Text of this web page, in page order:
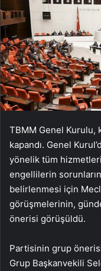
TBMM Genel Kurulu,
kapandı. Genel
yönelik tüm
engellilerin
belirlenmesi için
görüşmelerinin,
önerisi görüşüldü.
Partisinin grup
Grup Başkanvekili